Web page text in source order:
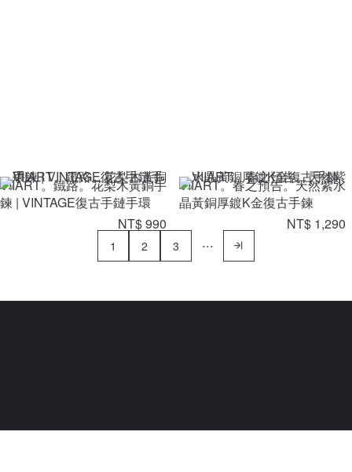
VIIART。鐵路。花梨木黃銅手
鍊 | VINTAGE復古手鏈手環
NT$ 990
VIIART。春之預告。天然紫水
晶黃銅厚鍍K金復古手鍊
NT$ 1,290
1 2 3